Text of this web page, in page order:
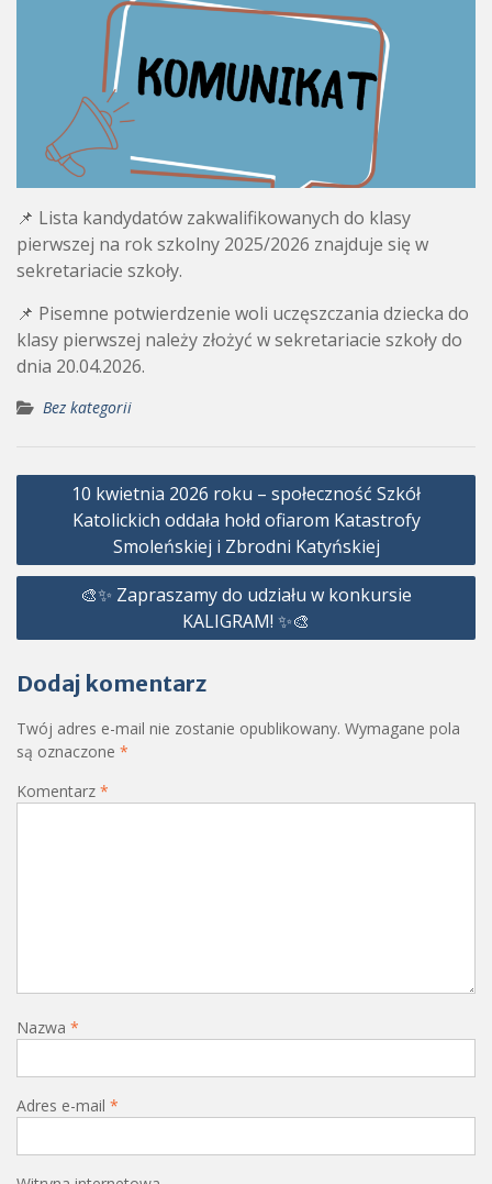
📌 Lista kandydatów zakwalifikowanych do klasy
pierwszej na rok szkolny 2025/2026 znajduje się w
sekretariacie szkoły.
📌 Pisemne potwierdzenie woli uczęszczania dziecka do
klasy pierwszej należy złożyć w sekretariacie szkoły do
dnia 20.04.2026.
Bez kategorii
Nawigacja
wpisu
10 kwietnia 2026 roku – społeczność Szkół
Katolickich oddała hołd ofiarom Katastrofy
Smoleńskiej i Zbrodni Katyńskiej
🎨✨ Zapraszamy do udziału w konkursie
KALIGRAM! ✨🎨
Dodaj komentarz
Twój adres e-mail nie zostanie opublikowany. Wymagane pola
są oznaczone *
Komentarz *
Nazwa *
Adres e-mail *